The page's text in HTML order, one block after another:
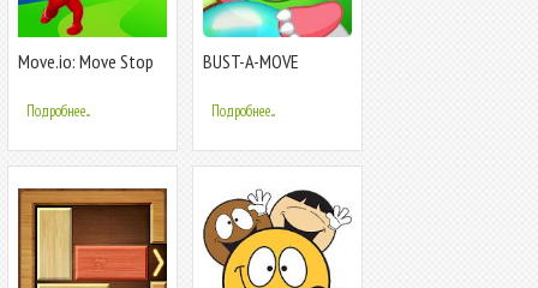
Move.io: Move Stop
Crowd 3D
Подробнее...
BUST-A-MOVE
Подробнее...